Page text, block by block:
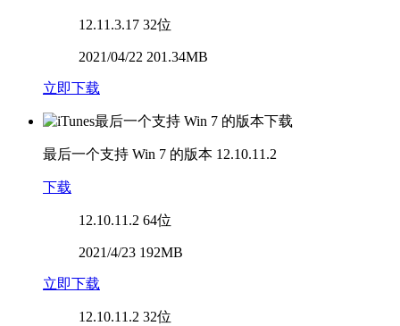
12.11.3.17 32位
2021/04/22 201.34MB
立即下载
最后一个支持 Win 7 的版本 12.10.11.2
下载
12.10.11.2 64位
2021/4/23 192MB
立即下载
12.10.11.2 32位